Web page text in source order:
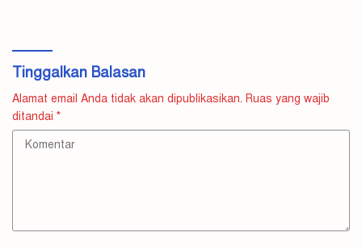
Tinggalkan Balasan
Alamat email Anda tidak akan dipublikasikan. Ruas yang wajib
ditandai *